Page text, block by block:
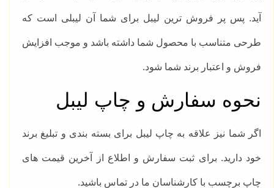
آید. پس پر فروش ترین لیبل برای شما آن لیبلی است که
طرحی متناسب با محصول شما داشته باشد و موجب افزایش
فروش و اعتبار برند شما شود.
نحوه سفارش و چاپ لیبل
اگر شما نیز علاقه به چاپ لیبل برای بسته بندی و تبلیغ برند
خود دارید. برای ثبت سفارش و اطلاع از آخرین قیمت های
چاپ برچسب با کارشناسان ما در تماس باشید.